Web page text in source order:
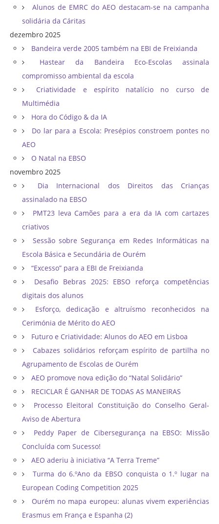
Alunos de EMRC do AEO destacam-se na campanha
solidária da Cáritas
dezembro 2025
Bandeira verde 2005 também na EBI de Freixianda
Hastear da Bandeira Eco-Escolas assinala
compromisso ambiental da escola
Criatividade e espírito natalício no curso de
Multimédia
Hora do Código & da IA
Do lar para a Escola: Presépios constroem pontes no
AEO
O Natal na EBSO
novembro 2025
Dia Internacional dos Direitos das Crianças
assinalado na EBSO
PMT23 leva Camões para a era da IA com cartazes
criativos
Sessão sobre Segurança em Redes Informáticas na
Escola Básica e Secundária de Ourém
“Excesso” para a EBI de Freixianda
Desafio Bebras 2025: EBSO reforça competências
digitais dos alunos
Esforço, dedicação e altruísmo reconhecidos na
Cerimónia de Mérito do AEO
Futuro e Criatividade: Alunos do AEO em Lisboa
Cabazes solidários reforçam espírito de partilha no
Agrupamento de Escolas de Ourém
AEO promove nova edição do “Natal Solidário”
RECICLAR É GANHAR DE TODAS AS MANEIRAS
Processo Eleitoral Constituição do Conselho Geral-
Aviso de Abertura
Peddy Paper de Cibersegurança na EBSO: Missão
Concluída com Sucesso!
AEO aderiu à iniciativa “A Terra Treme”
Turma do 6.ºAno da EBSO conquista o 1.º lugar na
European Coding Competition 2025
Ourém no mapa europeu: alunas vivem experiências
Erasmus em França e Espanha (2)